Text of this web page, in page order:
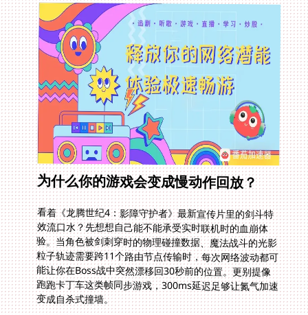
为什么你的游戏会变成慢动作回放？
看着《龙腾世纪4：影障守护者》最新宣传片里的剑斗特
效流口水？先想想自己能不能承受实时联机时的血崩体
验。当角色被剑刺穿时的物理碰撞数据、魔法战斗的光影
粒子轨迹需要跨11个路由节点传输时，每次网络波动都可
能让你在Boss战中突然漂移回30秒前的位置。更别提像
跑跑卡丁车这类帧同步游戏，300ms延迟足够让氮气加速
变成自杀式撞墙。